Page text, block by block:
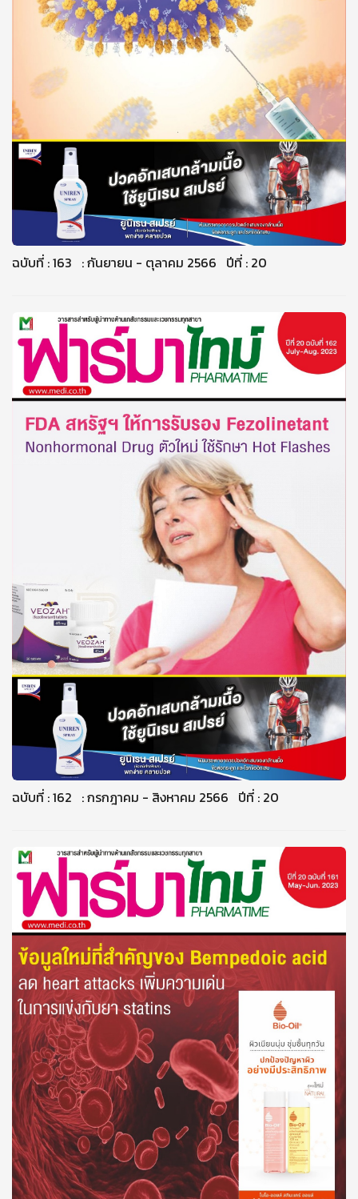
ฉบับที่ : 163 : กันยายน - ตุลาคม 2566 ปีที่ : 20
ฉบับที่ : 162 : กรกฎาคม - สิงหาคม 2566 ปีที่ : 20